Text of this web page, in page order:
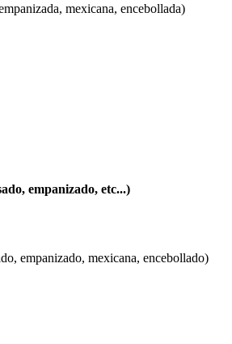
mexicana, encebollada)
empanizado, etc...)
empanizado, mexicana, encebollado)